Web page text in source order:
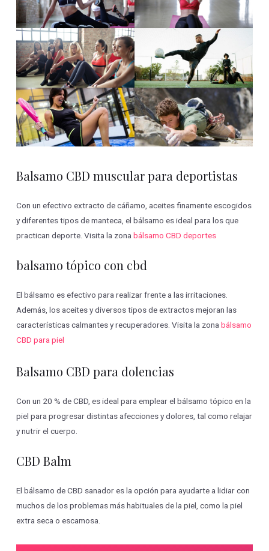
Balsamo CBD muscular para deportistas
Con un efectivo extracto de cáñamo, aceites finamente escogidos
y diferentes tipos de manteca, el bálsamo es ideal para los que
practican deporte. Visita la zonabálsamo CBD deportes
balsamo tópico con cbd
El bálsamo es efectivo para realizar frente a las irritaciones.
Además, los aceites y diversos tipos de extractos mejoran las
características calmantes y recuperadores. Visita la zonabálsamo
CBD para piel
Balsamo CBD para dolencias
Con un 20 % de CBD, es ideal para emplear el bálsamo tópico en la
piel para progresar distintas afecciones y dolores, tal como relajar
y nutrir el cuerpo.
CBD Balm
El bálsamo de CBD sanador es la opción para ayudarte a lidiar con
muchos de los problemas más habituales de la piel, como la piel
extra seca o escamosa.